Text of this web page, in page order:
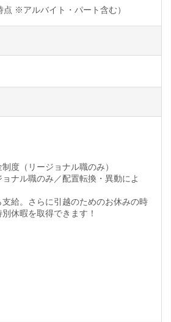
※アルバイト・パート含む）
度（リージョナル職のみ）
ナル職のみ／配置転換・異動によ
給。さらに引越のためのお休みの時
休暇を取得できます！